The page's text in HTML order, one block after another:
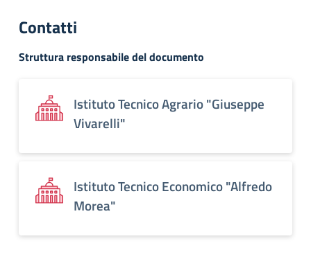
Contatti
Struttura responsabile del documento
Istituto Tecnico Agrario "Giuseppe
Vivarelli"
Istituto Tecnico Economico "Alfredo
Morea"